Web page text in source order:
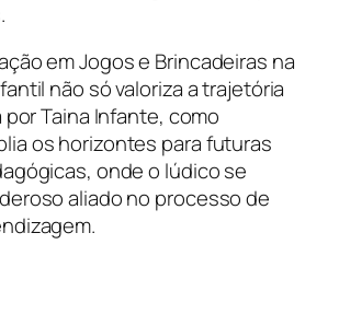
em Jogos e Brincadeiras na
não só valoriza a trajetória
Taina Infante, como
os horizontes para futuras
onde o lúdico se
aliado no processo de